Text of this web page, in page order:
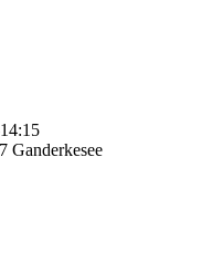
Ganderkesee